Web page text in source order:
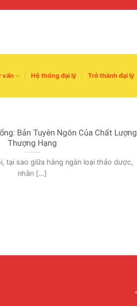
vấn Hệ thống đại lý Trở thành đại lý
Bản Tuyên Ngôn Của Chất Lượng
Thượng Hạng
tại sao giữa hàng ngàn loại thảo dược,
nhân [...]